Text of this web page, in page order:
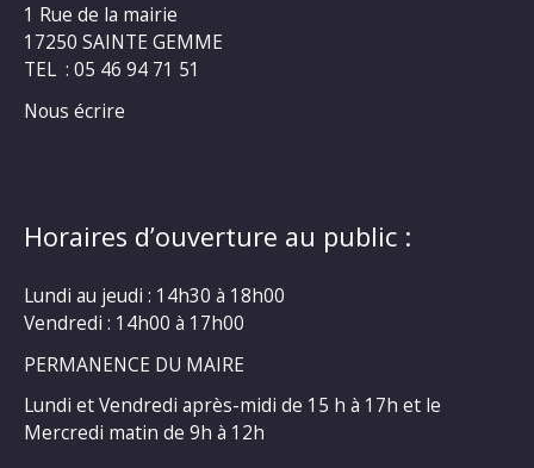
1 Rue de la mairie
17250 SAINTE GEMME
TEL : 05 46 94 71 51
Nous écrire
Horaires d’ouverture au public :
Lundi au jeudi : 14h30 à 18h00
Vendredi : 14h00 à 17h00
PERMANENCE DU MAIRE
Lundi et Vendredi après-midi de 15 h à 17h et le
Mercredi matin de 9h à 12h